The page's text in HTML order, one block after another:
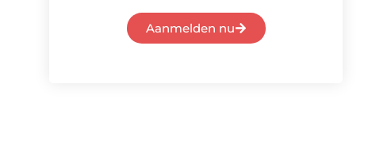
Aanmelden nu